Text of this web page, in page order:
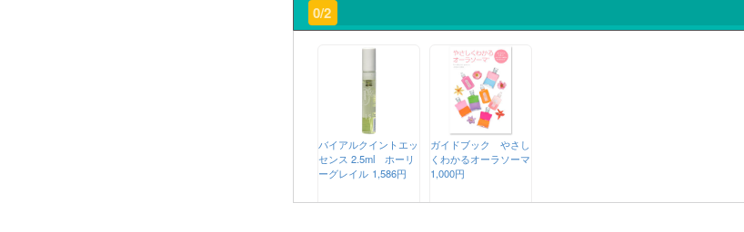
0/2
バイアルクイントエッ
センス 2.5ml ホーリ
ーグレイル 1,586円
ガイドブック やさし
くわかるオーラソーマ
1,000円